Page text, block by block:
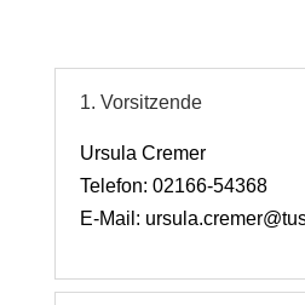
1. Vorsitzende
Ursula Cremer
Telefon: 02166-54368
E-Mail: